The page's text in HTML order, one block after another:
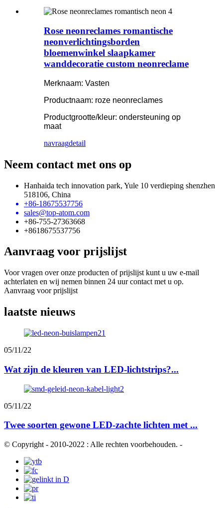
Rose neonreclames romantische
neonverlichtingsborden
bloemenwinkel slaapkamer
wanddecoratie custom neonreclame
Merknaam: Vasten
Productnaam: roze neonreclames
Productgrootte/kleur: ondersteuning op
maat
navraagdetail
Neem contact met ons op
Hanhaida tech innovation park, Yule 10 verdieping shenzhen
518106, China
+86-18675537756
sales@top-atom.com
+86-755-27363668
+8618675537756
Aanvraag voor prijslijst
Voor vragen over onze producten of prijslijst kunt u uw e-mail
achterlaten en wij nemen binnen 24 uur contact met u op.
Aanvraag voor prijslijst
laatste nieuws
05/11/22
Wat zijn de kleuren van LED-lichtstrips?...
05/11/22
Twee soorten gewone LED-zachte lichten met ...
© Copyright - 2010-2022 : Alle rechten voorbehouden. -